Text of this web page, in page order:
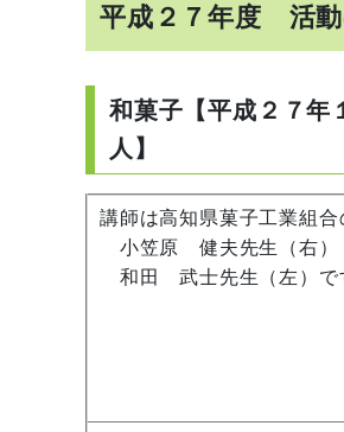
平成２７年度 活
和菓子【平成２７
人】
講師は高知県菓子工業組合
小笠原 健夫先生（右）
和田 武士先生（左）で